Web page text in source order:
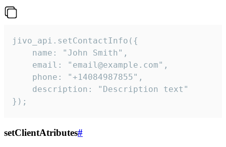
jivo_api.setContactInfo({
    name: "John Smith",
    email: "email@example.com",
    phone: "+14084987855",
    description: "Description text"
});
setClientAtributes#